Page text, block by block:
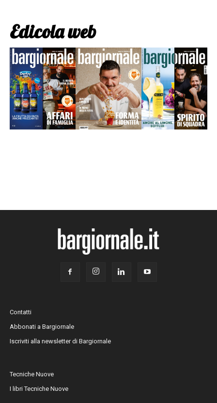
Edicola web
Contatti
Abbonati a Bargiornale
Iscriviti alla newsletter di Bargiornale
Tecniche Nuove
I libri Tecniche Nuove